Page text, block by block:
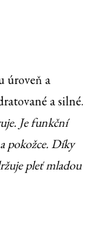
úroveň a
a silné.
Je funkční
pokožce. Díky
pleť mladou